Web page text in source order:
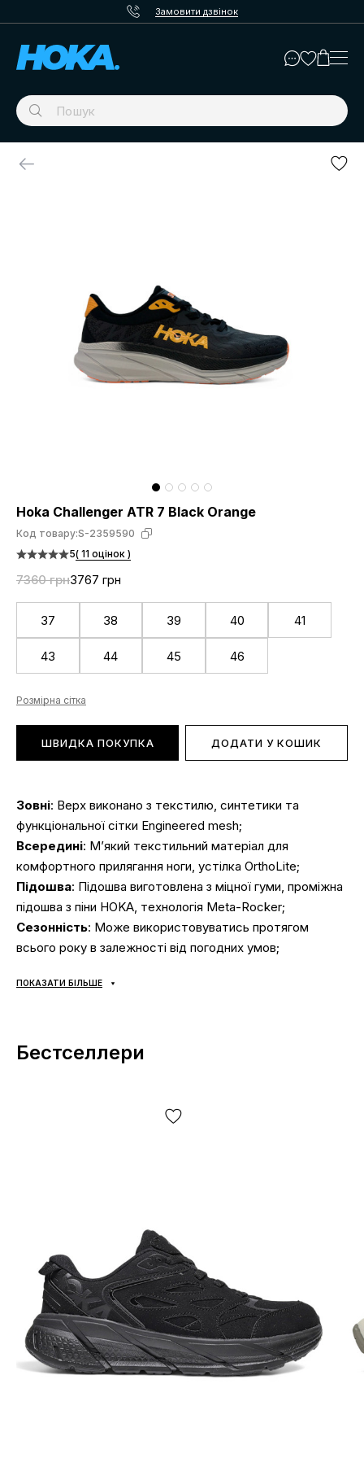
Замовити дзвінок
Hoka Challenger ATR 7 Black Orange
Код товару:S-2359590
5( 11 оцінок )
7360 грн3767 грн
37 38 39 40 41
43 44 45 46
Розмірна сітка
ШВИДКА ПОКУПКА ДОДАТИ У КОШИК
Зовні: Верх виконано з текстилю, синтетики та
функціональної сітки Engineered mesh;
Всередині: М’який текстильний матеріал для
комфортного прилягання ноги, устілка OrthoLite;
Підошва: Підошва виготовлена з міцної гуми, проміжна
підошва з піни HOKA, технологія Meta-Rocker;
Сезонність: Може використовуватись протягом
всього року в залежності від погодних умов;
компанії «НОВА ПОШТА», жодних інших варіантів
доставки — не передбачено! Оплата здійснюється при
використання грошового переказу сплачується
*Залежно від налаштувань та якості роботи Вашого
гаджету колір товару, що зазначено на фото, може
дещо відрізнятися від реального!
ПОКАЗАТИ БІЛЬШЕ
Бестселлери